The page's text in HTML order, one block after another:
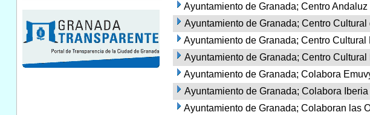
Ayuntamiento de Granada; Centro
Ayuntamiento de Granada; Centro
Ayuntamiento de Granada; Centro Cultural
Ayuntamiento de Granada; Centro
Ayuntamiento de Granada; Colabora
Ayuntamiento de Granada; Colabora
Ayuntamiento de Granada; Colaboran las